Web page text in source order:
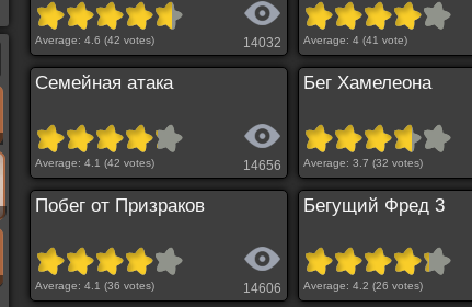
Average: 4.6 (42 votes) 14032 Average:4 (41 vote)
Семейная атака
Average: 4.1 (42 votes) 14656
Бег Хамелеона
Average:3.7 (32 votes)
Побег от Призраков
Average: 4.1 (36 votes) 14606
Бегущий Фред 3
Average:4.2 (26 votes)